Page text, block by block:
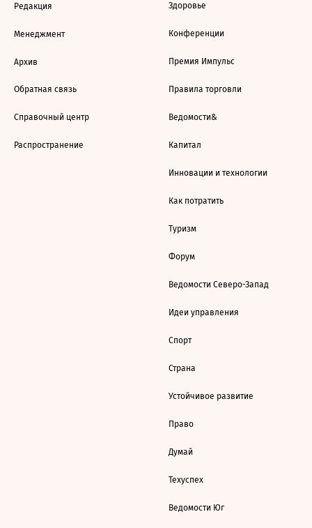
Редакция
Менеджмент
Архив
Обратная связь
Справочный центр
Распространение
Здоровье
Конференции
Премия Импульс
Правила торговли
Ведомости&
Капитал
Инновации и технологии
Как потратить
Туризм
Форум
Ведомости Северо-Запад
Идеи управления
Спорт
Страна
Устойчивое развитие
Право
Думай
Техуспех
Ведомости Юг